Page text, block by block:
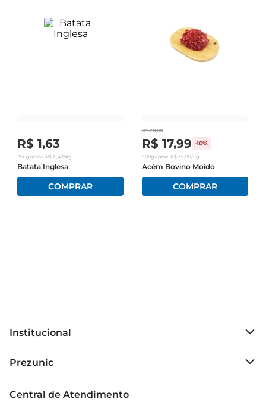
R$ 1,63
250g aprox. •R$ 6,49/kg
Batata Inglesa
R$ 20,00
R$ 17,99 -10%
500gaprox. •R$ 35,98/kg
Acém Bovino Moído
Institucional
Grupo Cencosud
Política de Privacidade
Prezunic
Código de Ética
Central de Atendimento